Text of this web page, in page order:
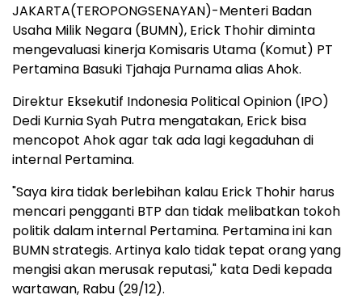
JAKARTA(TEROPONGSENAYAN)-Menteri Badan
Usaha Milik Negara (BUMN), Erick Thohir diminta
mengevaluasi kinerja Komisaris Utama (Komut) PT
Pertamina Basuki Tjahaja Purnama alias Ahok.
Direktur Eksekutif Indonesia Political Opinion (IPO)
Dedi Kurnia Syah Putra mengatakan, Erick bisa
mencopot Ahok agar tak ada lagi kegaduhan di
internal Pertamina.
"Saya kira tidak berlebihan kalau Erick Thohir harus
mencari pengganti BTP dan tidak melibatkan tokoh
politik dalam internal Pertamina. Pertamina ini kan
BUMN strategis. Artinya kalo tidak tepat orang yang
mengisi akan merusak reputasi," kata Dedi kepada
wartawan, Rabu (29/12).